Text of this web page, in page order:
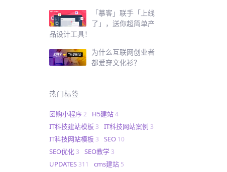
「摹客」联手「上线
了」，送你超简单产
品设计工具！
为什么互联网创业者
都爱穿文化衫？
热门标签
团购小程序 2 H5建站 4
IT科技建站模板 3 IT科技网站案例 3
IT科技网站模板 3 SEO 10
SEO优化 3 SEO教学 3
UPDATES 311 cms建站 5